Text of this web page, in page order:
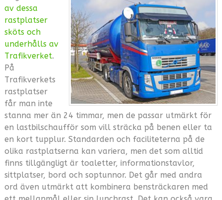
av dessa
rastplatser
sköts och
underhålls av
Trafikverket.
På
Trafikverkets
rastplatser
får man inte
stanna mer än 24 timmar, men de passar utmärkt för
en lastbilschaufför som vill sträcka på benen eller ta
en kort tupplur. Standarden och faciliteterna på de
olika rastplatserna kan variera, men det som alltid
finns tillgängligt är toaletter, informationstavlor,
sittplatser, bord och soptunnor. Det går med andra
ord även utmärkt att kombinera bensträckaren med